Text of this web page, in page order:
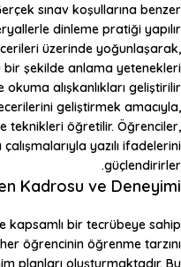
sınav koşullarına benzer
dinleme pratiği yapılır.
üzerinde yoğunlaşarak,
bir şekilde anlama yetenekleri
okuma alışkanlıkları geliştirilir.
geliştirmek amacıyla,
teknikleri öğretilir. Öğrenciler,
yazılı ifadelerini
güçlendirirler.
Kadrosu ve Deneyimi
kapsamlı bir tecrübeye sahip
öğrencinin öğrenme tarzını
planları oluşturmaktadır. Bu